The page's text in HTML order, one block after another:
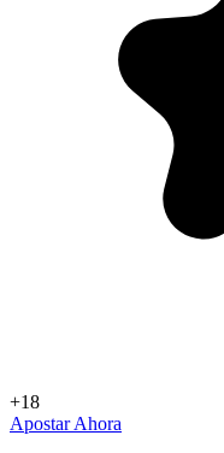
+18
Apostar Ahora